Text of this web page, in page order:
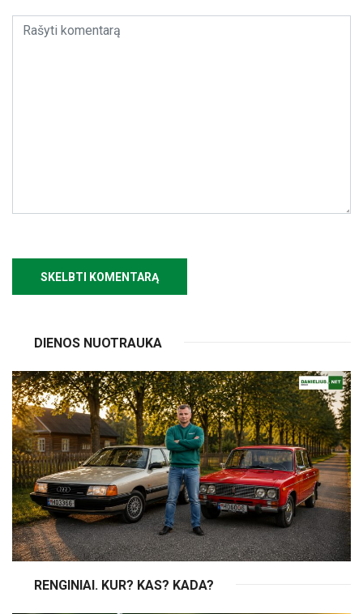
DIENOS NUOTRAUKA
RENGINIAI. KUR? KAS? KADA?